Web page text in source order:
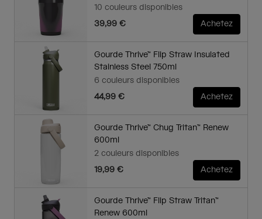
10 couleurs disponibles
39,99 €
Achetez
Gourde Thrive™ Flip Straw Insulated
Stainless Steel 750ml
6 couleurs disponibles
44,99 €
Achetez
Gourde Thrive™ Chug Tritan™ Renew
600ml
2 couleurs disponibles
19,99 €
Achetez
Gourde Thrive™ Flip Straw Tritan™
Renew 600ml